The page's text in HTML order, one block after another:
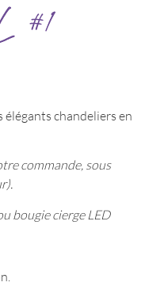
#1
élégants chandeliers en
commande, sous
bougie cierge LED